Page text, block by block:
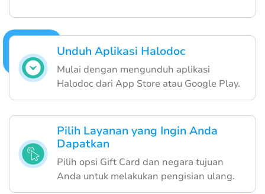
Unduh Aplikasi Halodoc
Mulai dengan mengunduh aplikasi
Halodoc dari App Store atau Google Play.
Pilih Layanan yang Ingin Anda
Dapatkan
Pilih opsi Gift Card dan negara tujuan
Anda untuk melakukan pengisian ulang.